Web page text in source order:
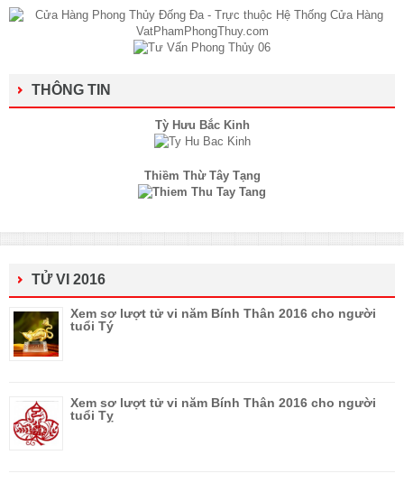
THÔNG TIN
Tỳ Hưu Bắc Kinh
Thiềm Thừ Tây Tạng
TỬ VI 2016
Xem sơ lượt tử vi năm Bính Thân 2016 cho người
tuổi Tý
Xem sơ lượt tử vi năm Bính Thân 2016 cho người
tuổi Tỵ